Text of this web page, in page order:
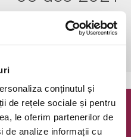
conținutul și
de rețele sociale și pentru
le oferim partenerilor de
de analize informații cu
Bilete.ro